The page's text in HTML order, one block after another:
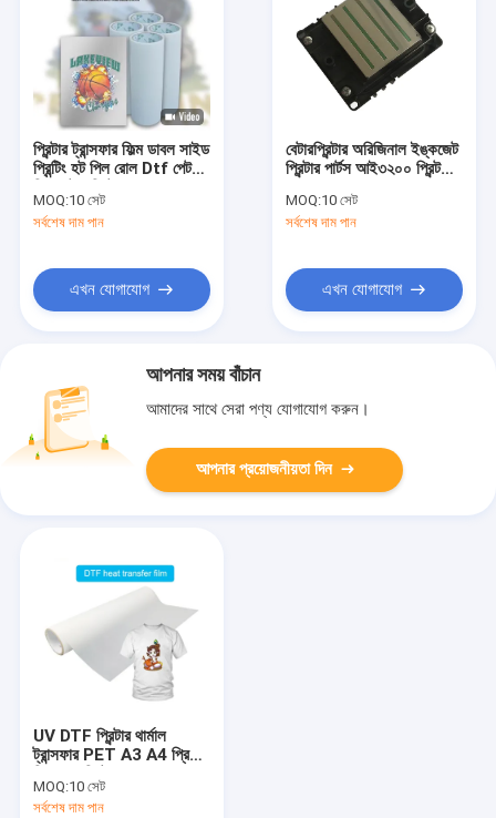
প্রিন্টার ট্রান্সফার ফিল্ম ডাবল সাইড
প্রিন্টিং হট পিল রোল Dtf পেট
MOQ:10 সেট
সর্বশেষ দাম পান
এখন যোগাযোগ
বেটারপ্রিন্টার অরিজিনাল ইঙ্কজেট
প্রিন্টার পার্টস আই৩২০০ প্রিন্ট
MOQ:10 সেট
সর্বশেষ দাম পান
এখন যোগাযোগ
আপনার সময় বাঁচান
আমাদের সাথে সেরা পণ্য যোগাযোগ করুন।
আপনার প্রয়োজনীয়তা দিন
UV DTF প্রিন্টার থার্মাল
ট্রান্সফার PET A3 A4 প্রিন্টিং
MOQ:10 সেট
সর্বশেষ দাম পান